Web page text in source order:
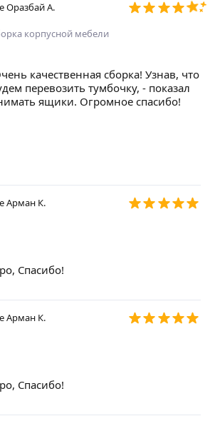
Оразбай А.
корпусной мебели
качественная сборка! Узнав, что
перевозить тумбочку, - показал
ящики. Огромное спасибо!
Арман К.
Спасибо!
Арман К.
Спасибо!